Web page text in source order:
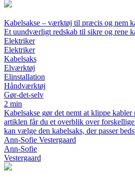
Kabelsakse – værktøj til præcis og nem
Et uundværligt redskab til sikre og rene
Elektriker
Elektriker
Kabelsaks
Elværktøj
Elinstallation
Håndværktøj
Gør-det-selv
2 min
Kabelsakse gør det nemt at klippe
artiklen får du et overblik over
kan vælge den kabelsaks, der passer
Ann-Sofie Vestergaard
Ann-Sofie
Vestergaard